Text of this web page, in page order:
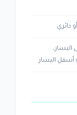
دائري
اليسار،
أسفل اليسار